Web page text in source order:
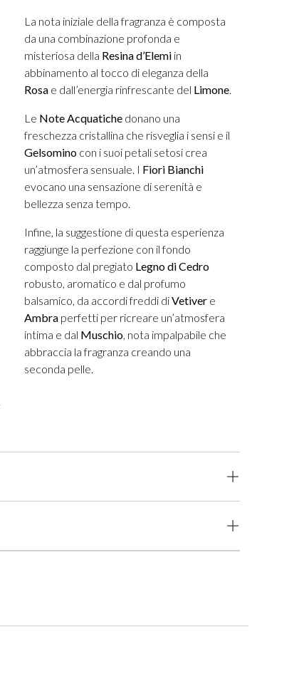
La nota iniziale della fragranza è composta
da una combinazione profonda e
misteriosa della Resina d’Elemiin
abbinamento al tocco di eleganza della
Rosae dall’energia rinfrescante del Limone.
Le Note Acquatiche donano una
freschezza cristallina che risveglia i sensi e il
Gelsominocon i suoi petali setosi crea
un’atmosfera sensuale. I Fiori Bianchi
evocano una sensazione di serenità e
bellezza senza tempo.
Infine, la suggestione di questa esperienza
raggiunge la perfezione con il fondo
composto dal pregiato Legno di Cedro
robusto, aromatico e dal profumo
balsamico, da accordi freddi diVetiver e
Ambraperfetti per ricreare un’atmosfera
intima e dal Muschio, nota impalpabile che
abbraccia la fragranza creando una
seconda pelle.